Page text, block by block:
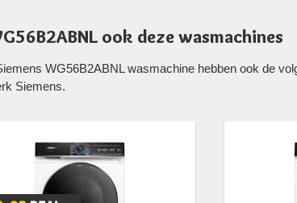
ook deze wasmachines
WG56B2ABNL wasmachine hebben ook de
Siemens.